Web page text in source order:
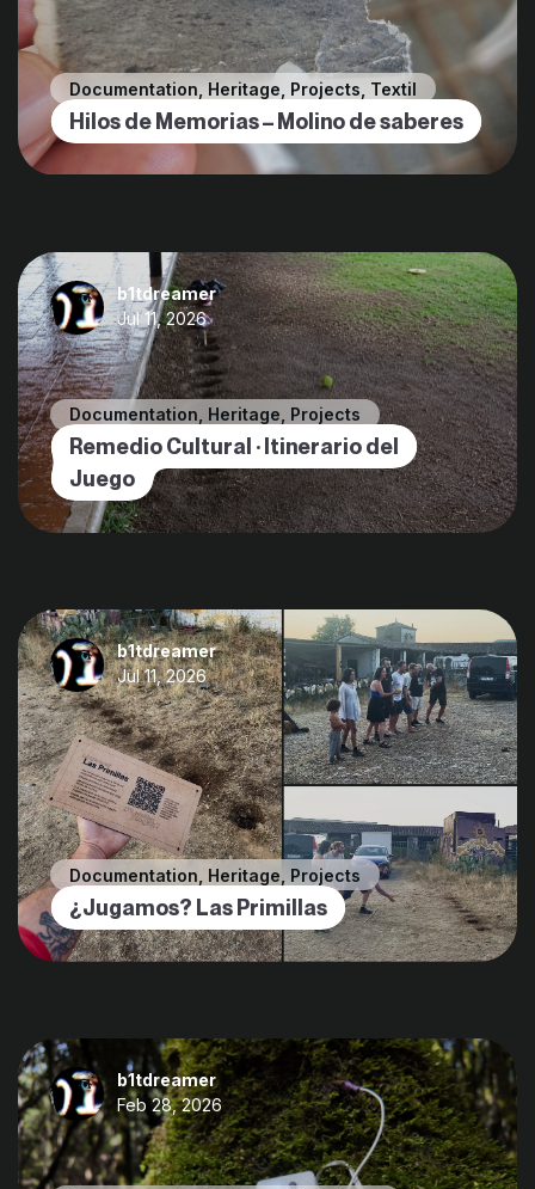
Documentation Heritage Projects Textil
Hilos de Memorias – Molino de saberes
b1tdreamer
Jul 11, 2026
Documentation Heritage Projects
Remedio Cultural · Itinerario del
Juego
b1tdreamer
Jul 11, 2026
Documentation Heritage Projects
¿Jugamos? Las Primillas
b1tdreamer
Feb 28, 2026